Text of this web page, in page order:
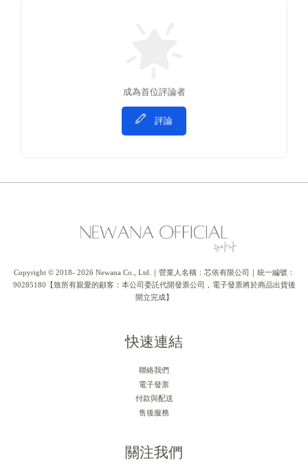
成為首位評論者
評論
Copyright © 2018- 2026 Newana Co., Ltd.｜營業人名稱：芯依有限公司｜統一編號：
90285180【致所有親愛的顧客：本公司委託代開發票公司，電子發票將於商品出貨後
開立完成】
快速連結
聯絡我們
電子發票
付款與配送
售後服務
關注我們